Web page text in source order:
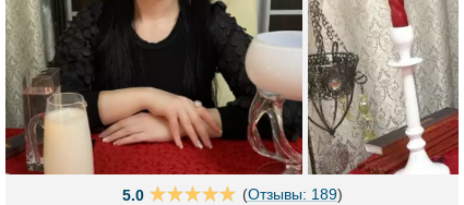
5.0 (Отзывы: 189)